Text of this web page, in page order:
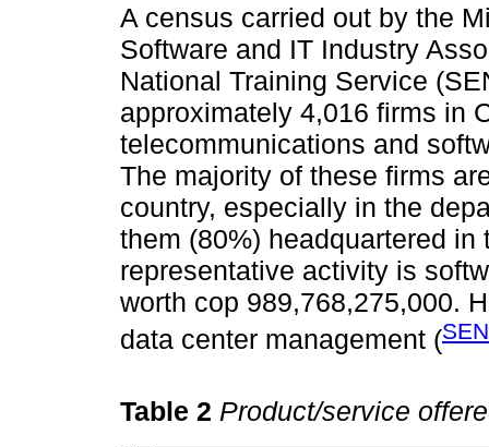
A census carried out by the
Software and IT Industry
National Training Service
approximately 4,016 firms in
telecommunications and
The majority of these firms
country, especially in the
them (80%) headquartered
representative activity is
worth cop 989,768,275,000.
data center management (
Table 2 Product/service